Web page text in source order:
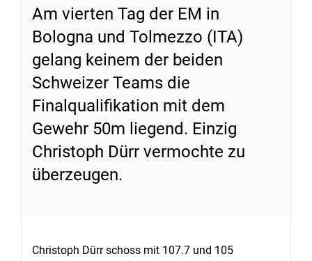
Am vierten Tag der EM in
Bologna und Tolmezzo (ITA)
gelang keinem der beiden
Schweizer Teams die
Finalqualifikation mit dem
Gewehr 50m liegend. Einzig
Christoph Dürr vermochte zu
überzeugen.
Christoph Dürr schoss mit 107.7 und 105